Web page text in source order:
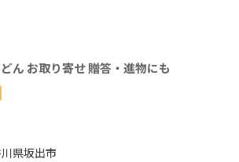
ん お取り寄せ 贈答・進物にも
県坂出市